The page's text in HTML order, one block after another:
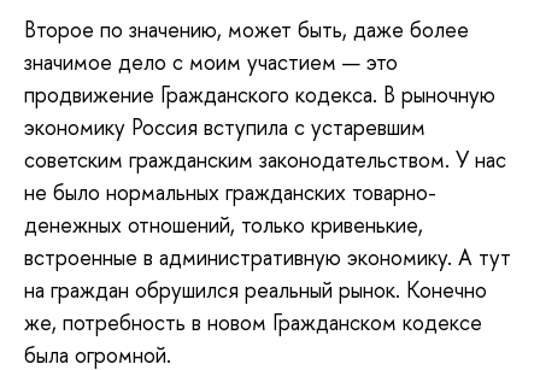
Второе по значению, может быть, даже более
значимое дело с моим участием — это
продвижение Гражданского кодекса. В рыночную
экономику Россия вступила с устаревшим
советским гражданским законодательством. У нас
не было нормальных гражданских товарно-
денежных отношений, только кривенькие,
встроенные в административную экономику. А тут
на граждан обрушился реальный рынок. Конечно
же, потребность в новом Гражданском кодексе
была огромной.